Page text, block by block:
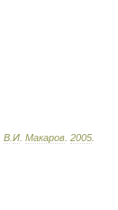
В И Макаров 2005